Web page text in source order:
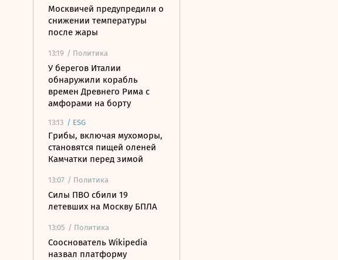
Москвичей предупредили о
снижении температуры
после жары
13:19 / Политика
У берегов Италии
обнаружили корабль
времен Древнего Рима с
амфорами на борту
13:13 / ESG
Грибы, включая мухоморы,
становятся пищей оленей
Камчатки перед зимой
13:07 / Политика
Силы ПВО сбили 19
летевших на Москву БПЛА
13:05 / Политика
Сооснователь Wikipedia
назвал платформу